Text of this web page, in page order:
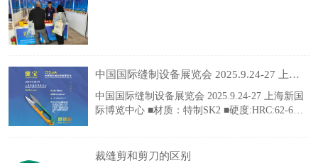
中国国际缝制设备展览会 2025.9.24-27 上海新国际博览中心
中国国际缝制设备展览会 2025.9.24-27 上海新国
际博览中心 ■材质：特制SK2 ■硬度:HRC:62-63°
为用户一直期待的优秀品质,引领修线剪新时
裁缝剪和剪刀的区别